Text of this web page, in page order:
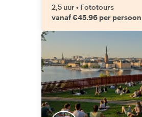
2,5 uur • Fototours
vanaf €45.96 per persoon